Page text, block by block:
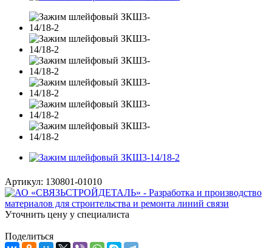
Артикул: 130801-01010
Уточнить цену у специалиста
Поделиться